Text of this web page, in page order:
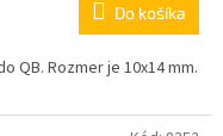
Do košíka
QB. Rozmer je 10x14 mm.